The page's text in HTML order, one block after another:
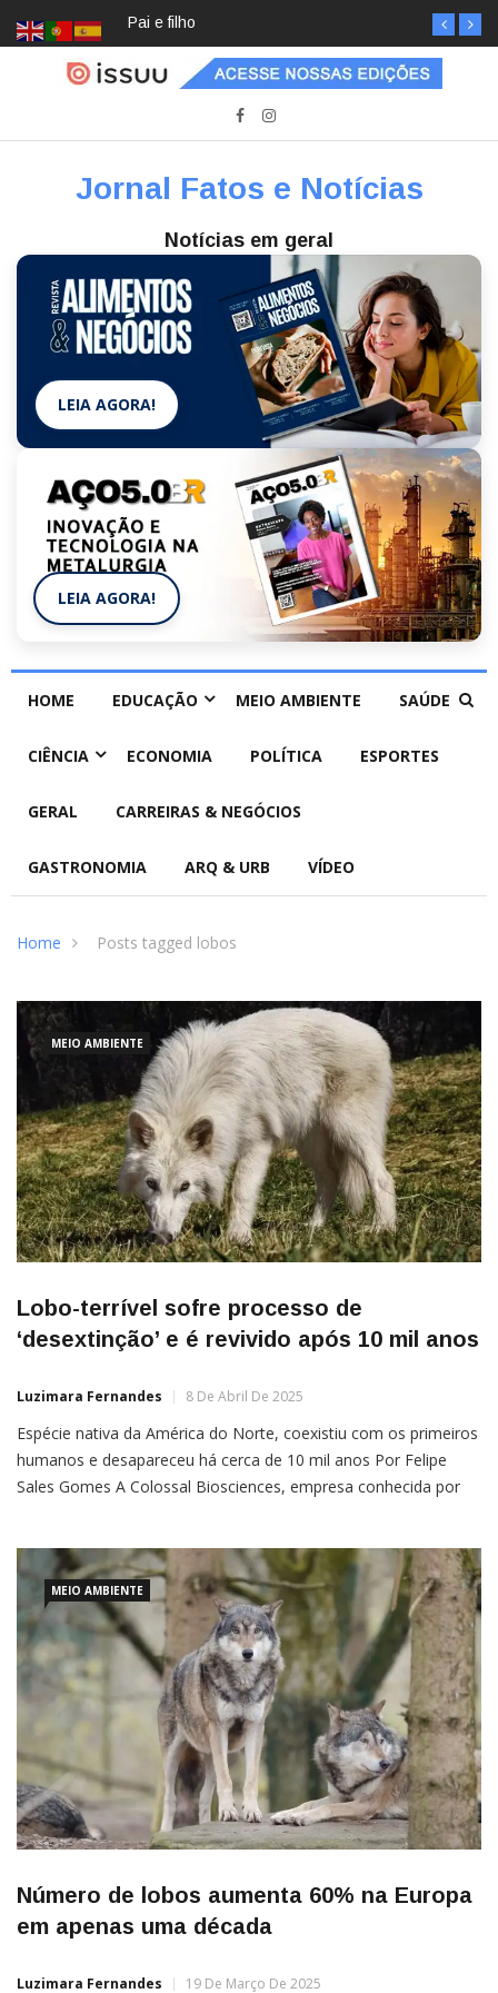
Pai e filho
Jornal Fatos e Notícias
Notícias em geral
LEIA AGORA!
LEIA AGORA!
HOME EDUCAÇÃO MEIO AMBIENTE SAÚDE
CIÊNCIA ECONOMIA POLÍTICA ESPORTES
GERAL CARREIRAS & NEGÓCIOS
GASTRONOMIA ARQ & URB VÍDEO
Home Posts tagged lobos
MEIO AMBIENTE
Lobo-terrível sofre processo de
‘desextinção’ e é revivido após 10 mil anos
Luzimara Fernandes 8 De Abril De 2025
Espécie nativa da América do Norte, coexistiu com os primeiros
humanos e desapareceu há cerca de 10 mil anos Por Felipe
Sales Gomes A Colossal Biosciences, empresa conhecida por
MEIO AMBIENTE
Número de lobos aumenta 60% na Europa
em apenas uma década
Luzimara Fernandes 19 De Março De 2025